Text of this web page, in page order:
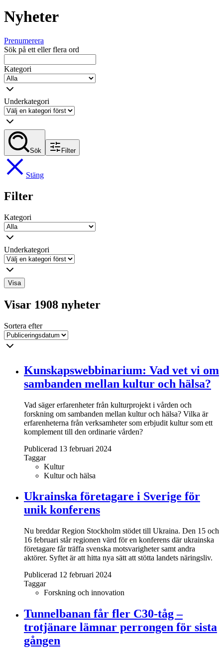
Nyheter
Prenumerera
Sök på ett eller flera ord
Kategori
Underkategori
Sök Filter
Stäng
Filter
Kategori
Underkategori
Visa
Visar 1908 nyheter
Sortera efter
Kunskapswebbinarium: Vad vet vi om
sambanden mellan kultur och hälsa?
Vad säger erfarenheter från kulturprojekt i vården och
forskning om sambanden mellan kultur och hälsa? Vilka är
erfarenheterna från verksamheter som erbjudit kultur som ett
komplement till den ordinarie vården?
Publicerad 13 februari 2024
Taggar
Kultur
Kultur och hälsa
Ukrainska företagare i Sverige för
unik konferens
Nu breddar Region Stockholm stödet till Ukraina. Den 15 och
16 februari står regionen värd för en konferens där ukrainska
företagare får träffa svenska motsvarigheter samt andra
aktörer. Syftet är att hitta nya sätt att stötta landets näringsliv.
Publicerad 12 februari 2024
Taggar
Forskning och innovation
Tunnelbanan får fler C30-tåg –
trotjänare lämnar perrongen för sista
gången